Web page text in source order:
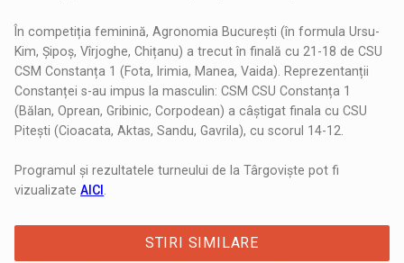
În competiția feminină, Agronomia București (în formula Ursu-
Kim, Șipoș, Vîrjoghe, Chițanu) a trecut în finală cu 21-18 de CSU
CSM Constanța 1 (Fota, Irimia, Manea, Vaida). Reprezentanții
Constanței s-au impus la masculin: CSM CSU Constanța 1
(Bălan, Oprean, Gribinic, Corpodean) a câștigat finala cu CSU
Pitești (Cioacata, Aktas, Sandu, Gavrila), cu scorul 14-12.
Programul și rezultatele turneului de la Târgoviște pot fi
vizualizateAICI
STIRI SIMILARE